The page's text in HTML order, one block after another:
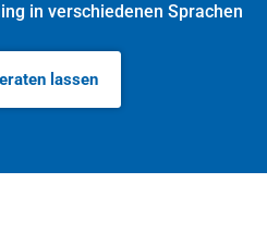
in verschiedenen Sprachen
lassen